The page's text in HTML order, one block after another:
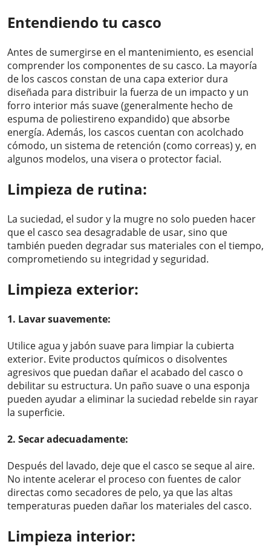
Entendiendo tu casco
Antes de sumergirse en el mantenimiento, es esencial
comprender los componentes de su casco. La mayoría
de los cascos constan de una capa exterior dura
diseñada para distribuir la fuerza de un impacto y un
forro interior más suave (generalmente hecho de
espuma de poliestireno expandido) que absorbe
energía. Además, los cascos cuentan con acolchado
cómodo, un sistema de retención (como correas) y, en
algunos modelos, una visera o protector facial.
Limpieza de rutina:
La suciedad, el sudor y la mugre no solo pueden hacer
que el casco sea desagradable de usar, sino que
también pueden degradar sus materiales con el tiempo,
comprometiendo su integridad y seguridad.
Limpieza exterior:
1. Lavar suavemente:
Utilice agua y jabón suave para limpiar la cubierta
exterior. Evite productos químicos o disolventes
agresivos que puedan dañar el acabado del casco o
debilitar su estructura. Un paño suave o una esponja
pueden ayudar a eliminar la suciedad rebelde sin rayar
la superficie.
2. Secar adecuadamente:
Después del lavado, deje que el casco se seque al aire.
No intente acelerar el proceso con fuentes de calor
directas como secadores de pelo, ya que las altas
temperaturas pueden dañar los materiales del casco.
Limpieza interior: